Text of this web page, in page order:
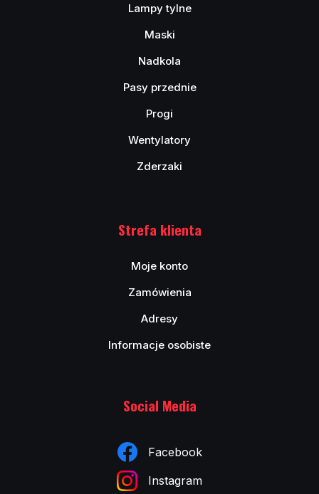
Lampy tylne
Maski
Nadkola
Pasy przednie
Progi
Wentylatory
Zderzaki
Strefa klienta
Moje konto
Zamówienia
Adresy
Informacje osobiste
Social Media
Facebook
Instagram